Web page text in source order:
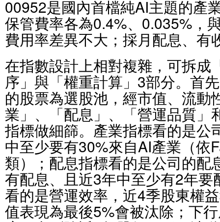
00952是國內首檔純AI主題的產
保管費率各為0.4%、0.035%，
費用率差異不大；採月配息、有
在指數設計上相對複雜，可拆成
序」與「權重計算」3部分。首
的股票為選股池，經市值、流動
業」、「配息」、「營運品質」
指標做細篩。產業指標看的是公
中至少要有30%來自AI產業（依
類）；配息指標看的是公司的配
有配息、且近3年中至少有2年
看的是營運效率，近4季股東權
值表現為最後5%會被汰除；下